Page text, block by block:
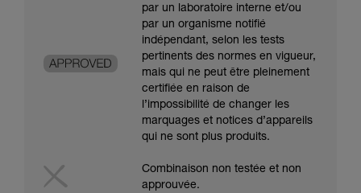
par un laboratoire interne et/ou
par un organisme notifié
indépendant, selon les tests
pertinents des normes en vigueur,
mais qui ne peut être pleinement
certifiée en raison de
l’impossibilité de changer les
marquages et notices d’appareils
qui ne sont plus produits.
Combinaison non testée et non
approuvée.